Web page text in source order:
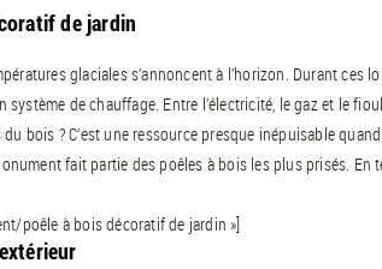
de jardin
glaciales s’annoncent à l’horizon. Durant ces
système de chauffage. Entre l’électricité, le gaz et le
bois ? C’est une ressource presque inépuisable
fait partie des poêles à bois les plus prisés. En
poêle à bois décoratif de jardin »]